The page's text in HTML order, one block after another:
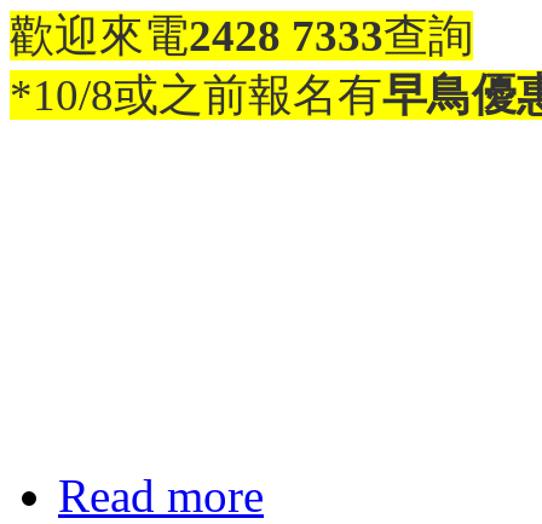
歡迎來電2428 7333查詢
*10/8或之前報名有早鳥
Read more